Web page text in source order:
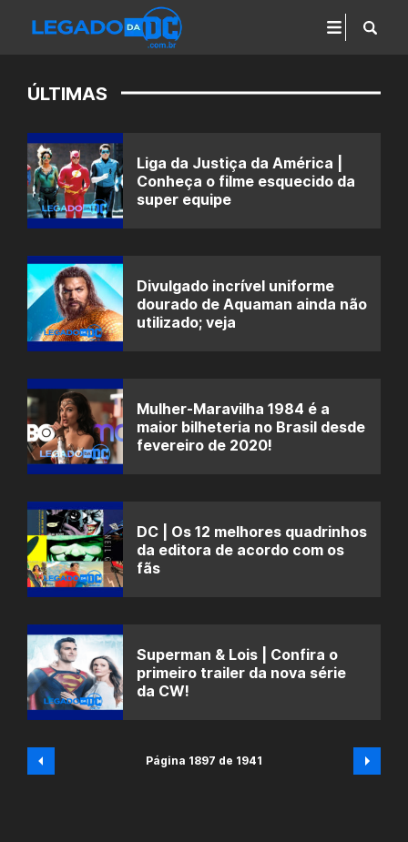
ÚLTIMAS
Liga da Justiça da América |
Conheça o filme esquecido da
super equipe
Divulgado incrível uniforme
dourado de Aquaman ainda não
utilizado; veja
Mulher-Maravilha 1984 é a
maior bilheteria no Brasil desde
fevereiro de 2020!
DC | Os 12 melhores quadrinhos
da editora de acordo com os
fãs
Superman & Lois | Confira o
primeiro trailer da nova série
da CW!
Página 1897 de 1941